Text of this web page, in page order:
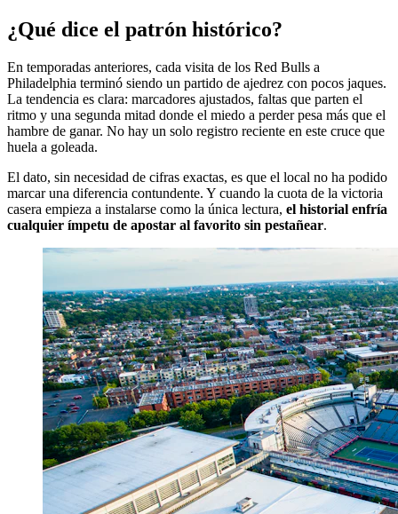
¿Qué dice el patrón histórico?
En temporadas anteriores, cada visita de los Red Bulls a
Philadelphia terminó siendo un partido de ajedrez con pocos jaques.
La tendencia es clara: marcadores ajustados, faltas que parten el
ritmo y una segunda mitad donde el miedo a perder pesa más que el
hambre de ganar. No hay un solo registro reciente en este cruce que
huela a goleada.
El dato, sin necesidad de cifras exactas, es que el local no ha podido
marcar una diferencia contundente. Y cuando la cuota de la victoria
casera empieza a instalarse como la única lectura, el historial enfría
cualquier ímpetu de apostar al favorito sin pestañear.